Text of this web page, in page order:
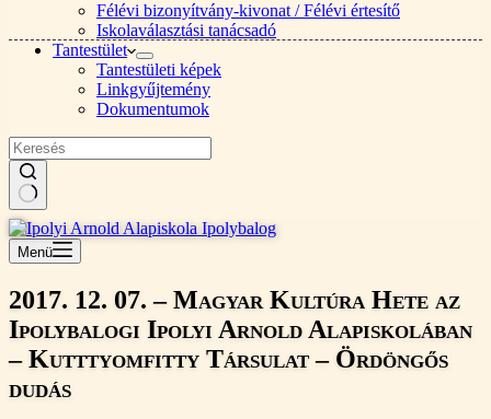
Félévi bizonyítvány-kivonat / Félévi értesítő
Iskolaválasztási tanácsadó
Tantestület
Tantestületi képek
Linkgyűjtemény
Dokumentumok
Nincs
találat
Menü
2017. 12. 07. – Magyar Kultúra Hete az
Ipolybalogi Ipolyi Arnold Alapiskolában
– Kutttyomfitty Társulat – Ördöngős
dudás